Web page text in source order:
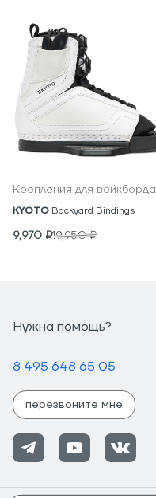
Крепления для вейкборда
KYOTO Backyard Bindings
9,970 ₽19,950₽
Нужна помощь?
8 495 648 65 05
перезвоните мне